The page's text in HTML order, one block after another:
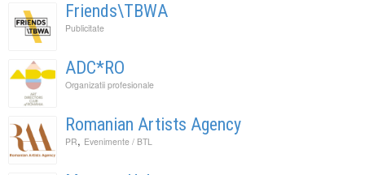
Friends\TBWA
Publicitate
ADC*RO
Organizatii profesionale
Romanian Artists Agency
PR, Evenimente / BTL